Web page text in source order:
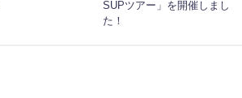
SUPツアー」を開催しまし
た！